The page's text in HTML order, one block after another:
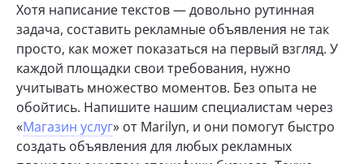
Хотя написание текстов — довольно рутинная
задача, составить рекламные объявления не так
просто, как может показаться на первый взгляд. У
каждой площадки свои требования, нужно
учитывать множество моментов. Без опыта не
обойтись. Напишите нашим специалистам через
«Магазин услуг» от Marilyn, и они помогут быстро
создать объявления для любых рекламных